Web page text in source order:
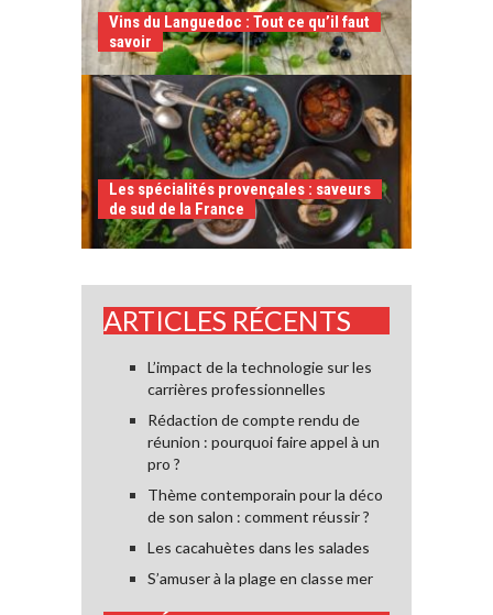
Vins du Languedoc : Tout ce qu’il faut
savoir
Les spécialités provençales : saveurs
de sud de la France
ARTICLES RÉCENTS
L’impact de la technologie sur les
carrières professionnelles
Rédaction de compte rendu de
réunion : pourquoi faire appel à un
pro ?
Thème contemporain pour la déco
de son salon : comment réussir ?
Les cacahuètes dans les salades
S’amuser à la plage en classe mer